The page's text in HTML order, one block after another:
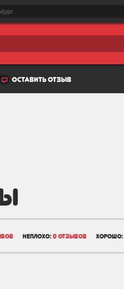
оставить отзыв
неплохо: 0 отзывов хорошо: